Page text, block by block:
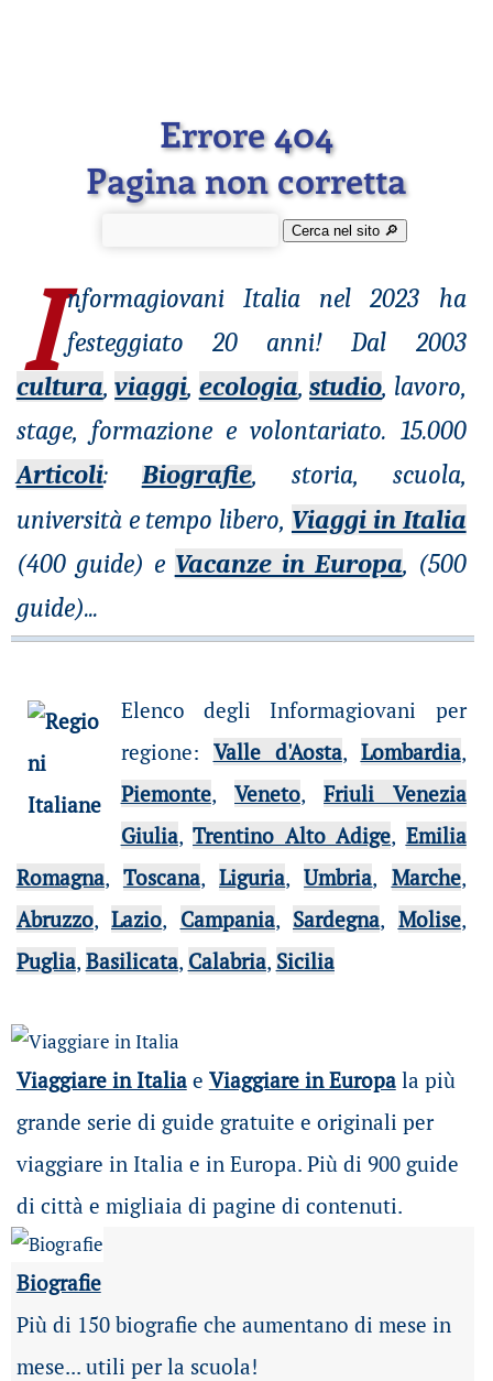
Errore 404
Pagina non corretta
Cerca nel sito 🔎︎
I nformagiovaniItalia nel 2023 ha
festeggiato 20 anni! Dal 2003
cultura,viaggi, ecologia,studio, lavoro,
stage, formazione e volontariato. 15.000
Articoli: Biografie, storia, scuola,
università e tempo libero, Viaggi in Italia
(400 guide) e Vacanze in Europa, (500
guide)...
Elenco degli Informagiovani per
regione: Valle d'Aosta, Lombardia,
Piemonte, Veneto,Friuli Venezia
Giulia,Trentino Alto Adige, Emilia
Romagna, Toscana,Liguria,Umbria, Marche,
Abruzzo,Lazio, Campania, Sardegna, Molise,
Puglia, Basilicata, Calabria, Sicilia
Viaggiare in Italiae Viaggiare in Europala più
grande serie di guide gratuite e originali per
viaggiare in Italia e in Europa. Più di 900 guide
di città e migliaia di pagine di contenuti.
Biografie
Più di 150 biografie che aumentano di mese in
mese... utili per la scuola!